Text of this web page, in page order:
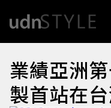
業績亞洲
製首站在